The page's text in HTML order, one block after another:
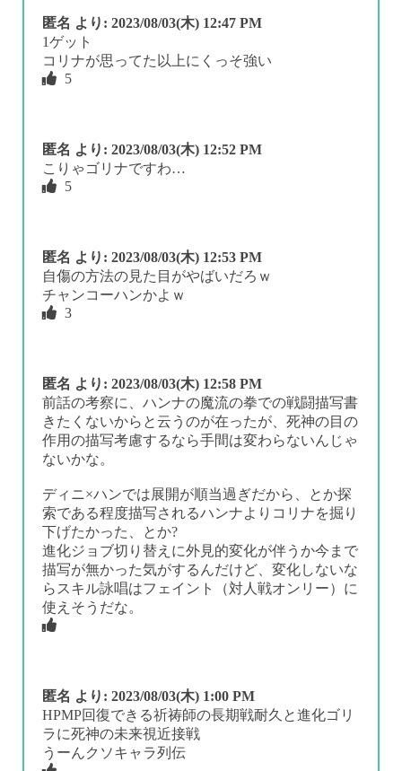
匿名 より: 2023/08/03(木) 12:47 PM
1ゲット
コリナが思ってた以上にくっそ強い
5
匿名 より: 2023/08/03(木) 12:52 PM
こりゃゴリナですわ…
5
匿名 より: 2023/08/03(木) 12:53 PM
自傷の方法の見た目がやばいだろｗ
チャンコーハンかよｗ
3
匿名 より: 2023/08/03(木) 12:58 PM
前話の考察に、ハンナの魔流の拳での戦闘描写書
きたくないからと云うのが在ったが、死神の目の
作用の描写考慮するなら手間は変わらないんじゃ
ないかな。
ディニ×ハンでは展開が順当過ぎだから、とか探
索である程度描写されるハンナよりコリナを掘り
下げたかった、とか?
進化ジョブ切り替えに外見的変化が伴うか今まで
描写が無かった気がするんだけど、変化しないな
らスキル詠唱はフェイント（対人戦オンリー）に
使えそうだな。
匿名 より: 2023/08/03(木) 1:00 PM
HPMP回復できる祈祷師の長期戦耐久と進化ゴリ
ラに死神の未来視近接戦
うーんクソキャラ列伝